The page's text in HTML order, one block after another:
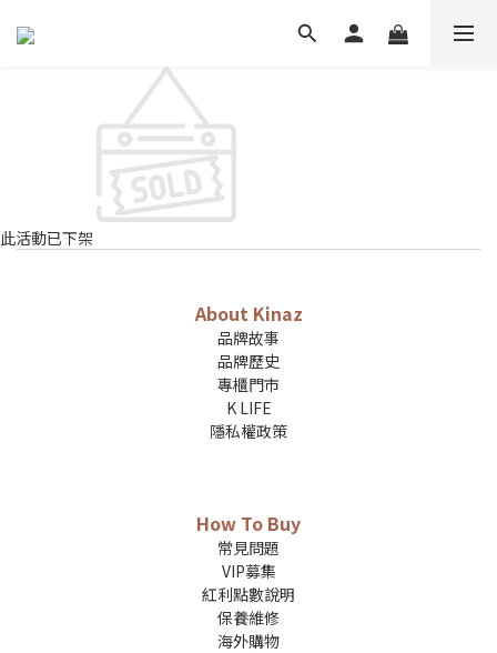
此活動已下架
About Kinaz
品牌故事
品牌歷史
專櫃門市
K LIFE
隱私權政策
How To Buy
常見問題
VIP募集
紅利點數說明
保養維修
海外購物